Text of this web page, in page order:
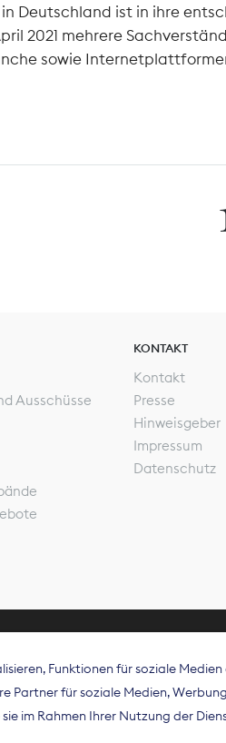
Deutschland ist in ihre
2021 mehrere
sowie
Ausschüsse
KONTAKT
Kontakt
Presse
Hinweisgeber
Impressum
Datenschutz
Digitalpublisher
die Interessen der
und auf EU-Ebene.
Funktionen für soziale
Partner für soziale Medien,
im Rahmen Ihrer Nutzung der